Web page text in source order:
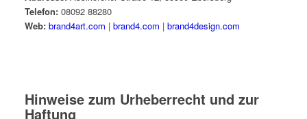
Telefon:08092 88280
Web: brand4art.com | brand4.com | brand4design.com
Hinweise zum Urheberrecht und zur
Haftung